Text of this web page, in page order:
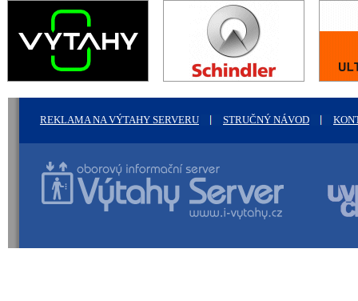
REKLAMA NA VÝTAHY SERVERU STRUČNÝ NÁVOD